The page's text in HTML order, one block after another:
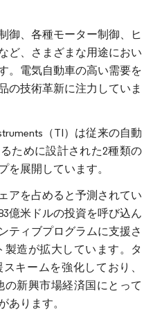
御、各種モーター制御、ヒ
ど、さまざまな用途におい
。電気自動車の高い需要を
の技術革新に注力していま
（TI）は従来の自動
ために設計された2種類の
を展開しています。
アを占めると予測されてい
億米ドルの投資を呼び込ん
ティブプログラムに支援さ
造が拡大しています。タ
キームを強化しており、
新興市場経済国にとって
あります。